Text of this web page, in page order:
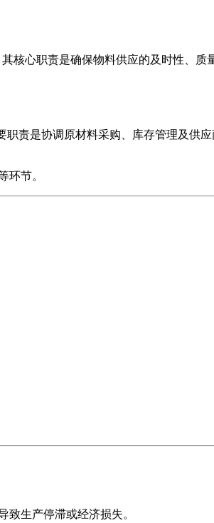
核心职责是确保物料供应的及时性、质
责是协调原材料采购、库存管理及供
环节。
生产停滞或经济损失。